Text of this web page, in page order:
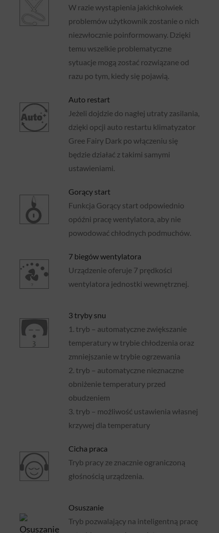
W razie wystąpienia jakichkolwiek
problemów użytkownik zostanie o nich
niezwłocznie poinformowany. Dzięki
temu wszelkie problematyczne
sytuacje mogą zostać rozwiązane od
razu po tym, kiedy się pojawią.
Auto restart
Jeżeli dojdzie do nagłej utraty zasilania,
dzięki opcji auto restartu klimatyzator
Gree Fairy Dark po włączeniu się
będzie działać z takimi samymi
ustawieniami.
Gorący start
Funkcja Gorący start odpowiednio
opóźni pracę wentylatora, aby nie
powodować chłodnych podmuchów.
7 biegów wentylatora
Urządzenie oferuje 7 prędkości
wentylatora jednostki wewnętrznej.
3 tryby snu
1. tryb – automatyczne zwiększanie
temperatury w trybie chłodzenia oraz
zmniejszanie w trybie ogrzewania
2. tryb – automatyczne nieznaczne
obniżenie temperatury przed
obudzeniem
3. tryb – możliwość ustawienia własnej
krzywej dla temperatury
Cicha praca
Tryb pracy ze znacznie ograniczoną
głośnością urządzenia.
Osuszanie
Tryb pozwalający na inteligentną pracę